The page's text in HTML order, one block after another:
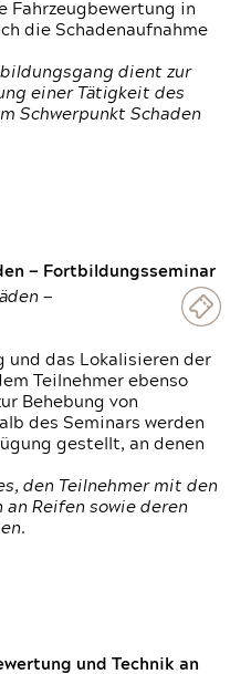
Fahrzeugbewertung in
die Schadenaufnahme
dient zur
einer Tätigkeit des
Schwerpunkt Schaden
— Fortbildungsseminar
—
und das Lokalisieren der
Teilnehmer ebenso
Behebung von
des Seminars werden
gestellt, an denen
den Teilnehmer mit den
an Reifen sowie deren
und Technik an